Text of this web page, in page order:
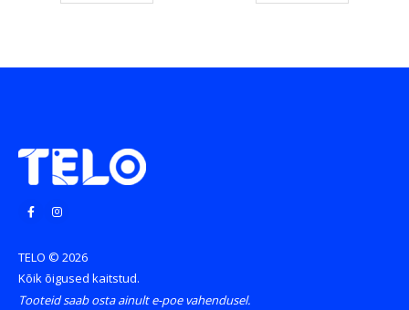
TELO © 2026
Kõik õigused kaitstud.
Tooteid saab osta ainult e-poe vahendusel.